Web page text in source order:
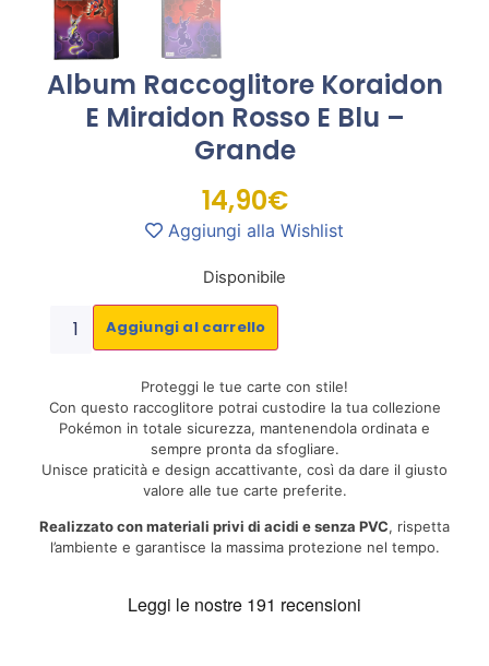
Album Raccoglitore Koraidon
E Miraidon Rosso E Blu –
Grande
14,90€
Aggiungi alla Wishlist
Disponibile
Aggiungi al carrello
Proteggi le tue carte con stile!
Con questo raccoglitore potrai custodire la tua collezione
Pokémon in totale sicurezza, mantenendola ordinata e
sempre pronta da sfogliare.
Unisce praticità e design accattivante, così da dare il giusto
valore alle tue carte preferite.
Realizzato con materiali privi di acidi e senza PVC, rispetta
l’ambiente e garantisce la massima protezione nel tempo.